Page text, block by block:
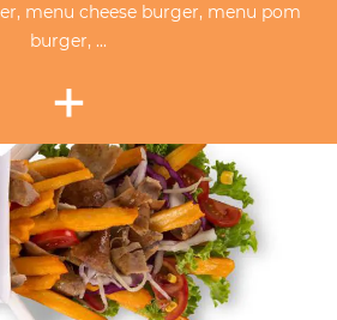
menu cheese burger, menu pom
burger, ...
+